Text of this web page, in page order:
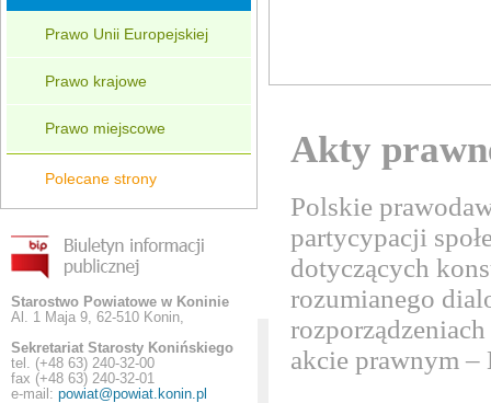
Akty
Polskie
partycypacji
dotyczących
rozumianego
akcie prawnym
Prawo Unii Europejskiej
Prawo krajowe
Prawo miejscowe
Polecane strony
Starostwo Powiatowe w Koninie
Al. 1 Maja 9, 62-510 Konin,
Sekretariat Starosty Konińskiego
tel. (+48 63) 240-32-00
fax (+48 63) 240-32-01
e-mail: powiat@powiat.konin.pl